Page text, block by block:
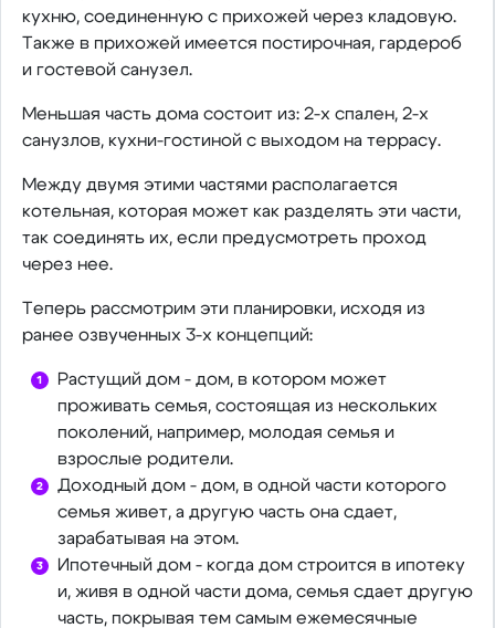
кухню, соединенную с прихожей через кладовую.
Также в прихожей имеется постирочная, гардероб
и гостевой санузел.
Меньшая часть дома состоит из: 2-х спален, 2-х
санузлов, кухни-гостиной с выходом на террасу.
Между двумя этими частями располагается
котельная, которая может как разделять эти части,
так соединять их, если предусмотреть проход
через нее.
Теперь рассмотрим эти планировки, исходя из
ранее озвученных 3-х концепций:
Растущий дом - дом, в котором может
проживать семья, состоящая из нескольких
поколений, например, молодая семья и
взрослые родители.
Доходный дом - дом, в одной части которого
семья живет, а другую часть она сдает,
зарабатывая на этом.
Ипотечный дом - когда дом строится в ипотеку
и, живя в одной части дома, семья сдает другую
часть, покрывая тем самым ежемесячные